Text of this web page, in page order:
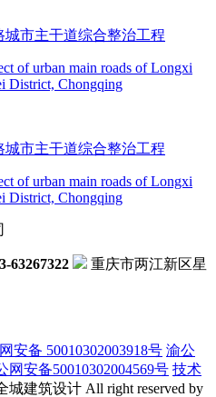
市主干道综合整治工程
of urban main roads of Longxi
District, Chongqing
市主干道综合整治工程
of urban main roads of Longxi
District, Chongqing
63267322
重庆市两江新区星
安备 50010302003918号 渝公
网安备50010302004569号 技术
城建筑设计 All right reserved by